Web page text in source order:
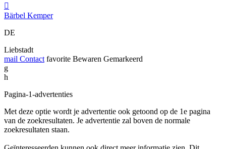

Bärbel Kemper
DE
Liebstadt
mail Contact favorite Bewaren Gemarkeerd
g
h
Pagina-1-advertenties
Met deze optie wordt je advertentie ook getoond op de 1e pagina
van de zoekresultaten. Je advertentie zal boven de normale
zoekresultaten staan.